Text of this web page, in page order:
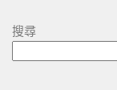
搜尋